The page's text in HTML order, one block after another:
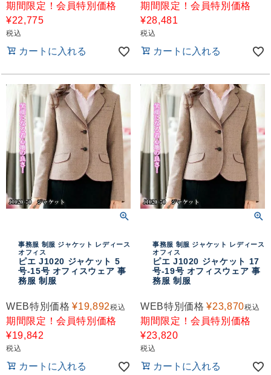
期間限定！会員特別価格
¥22,775
税込
カートに入れる
期間限定！会員特別価格
¥28,481
税込
カートに入れる
事務服 制服 ジャケット レディース
オフィス
ピエ J1020 ジャケット 5
号-15号 オフィスウェア 事
務服 制服
WEB特別価格 ¥19,892税込
期間限定！会員特別価格
¥19,842
税込
カートに入れる
事務服 制服 ジャケット レディース
オフィス
ピエ J1020 ジャケット 17
号-19号 オフィスウェア 事
務服 制服
WEB特別価格 ¥23,870税込
期間限定！会員特別価格
¥23,820
税込
カートに入れる